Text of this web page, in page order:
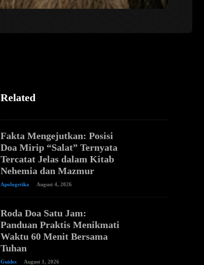
Related
Fakta Mengejutkan: Posisi
Doa Mirip “Salat” Ternyata
Tercatat Jelas dalam Kitab
Nehemia dan Mazmur
Apologetika August 4, 2026
Roda Doa Satu Jam:
Panduan Praktis Menikmati
Waktu 60 Menit Bersama
Tuhan
Guides August 1, 2026